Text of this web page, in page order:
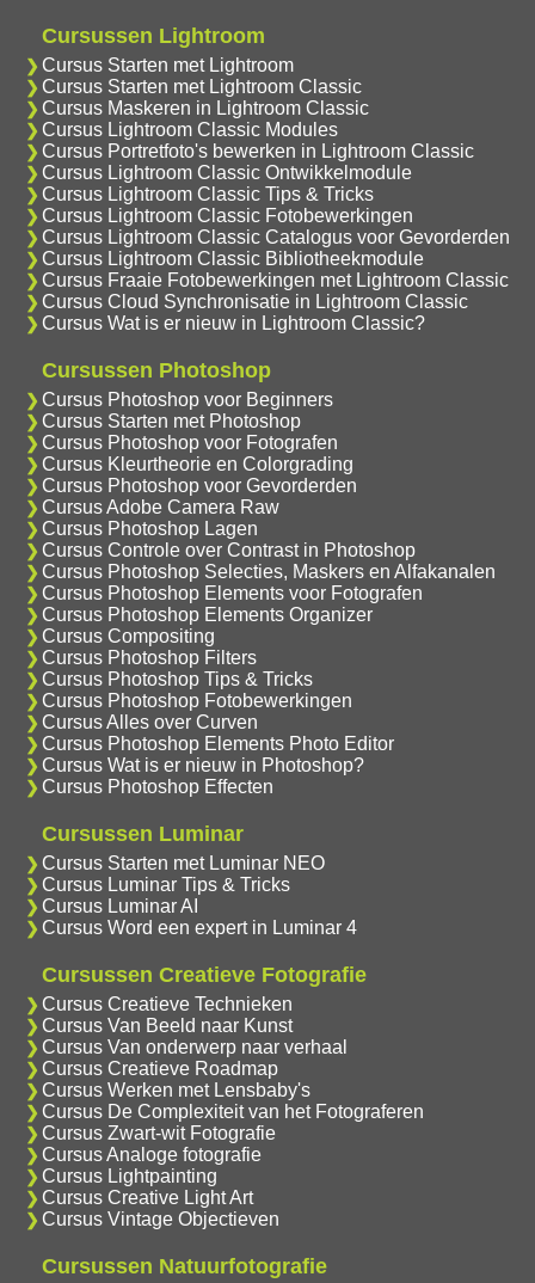
Cursussen Lightroom
Cursus Starten met Lightroom
Cursus Starten met Lightroom Classic
Cursus Maskeren in Lightroom Classic
Cursus Lightroom Classic Modules
Cursus Portretfoto's bewerken in Lightroom Classic
Cursus Lightroom Classic Ontwikkelmodule
Cursus Lightroom Classic Tips & Tricks
Cursus Lightroom Classic Fotobewerkingen
Cursus Lightroom Classic Catalogus voor Gevorderden
Cursus Lightroom Classic Bibliotheekmodule
Cursus Fraaie Fotobewerkingen met Lightroom Classic
Cursus Cloud Synchronisatie in Lightroom Classic
Cursus Wat is er nieuw in Lightroom Classic?
Cursussen Photoshop
Cursus Photoshop voor Beginners
Cursus Starten met Photoshop
Cursus Photoshop voor Fotografen
Cursus Kleurtheorie en Colorgrading
Cursus Photoshop voor Gevorderden
Cursus Adobe Camera Raw
Cursus Photoshop Lagen
Cursus Controle over Contrast in Photoshop
Cursus Photoshop Selecties, Maskers en Alfakanalen
Cursus Photoshop Elements voor Fotografen
Cursus Photoshop Elements Organizer
Cursus Compositing
Cursus Photoshop Filters
Cursus Photoshop Tips & Tricks
Cursus Photoshop Fotobewerkingen
Cursus Alles over Curven
Cursus Photoshop Elements Photo Editor
Cursus Wat is er nieuw in Photoshop?
Cursus Photoshop Effecten
Cursussen Luminar
Cursus Starten met Luminar NEO
Cursus Luminar Tips & Tricks
Cursus Luminar AI
Cursus Word een expert in Luminar 4
Cursussen Creatieve Fotografie
Cursus Creatieve Technieken
Cursus Van Beeld naar Kunst
Cursus Van onderwerp naar verhaal
Cursus Creatieve Roadmap
Cursus Werken met Lensbaby's
Cursus De Complexiteit van het Fotograferen
Cursus Zwart-wit Fotografie
Cursus Analoge fotografie
Cursus Lightpainting
Cursus Creative Light Art
Cursus Vintage Objectieven
Cursussen Natuurfotografie